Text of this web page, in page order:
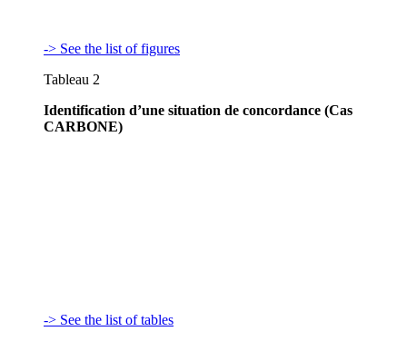
-> See the list of figures
Tableau 2
Identification d’une situation de concordance (Cas
CARBONE)
-> See the list of tables